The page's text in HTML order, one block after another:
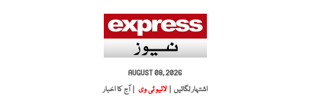
AUGUST 08, 2026
اشتہار لگائیں |
لائیو ٹی وی | آج کا اخبار